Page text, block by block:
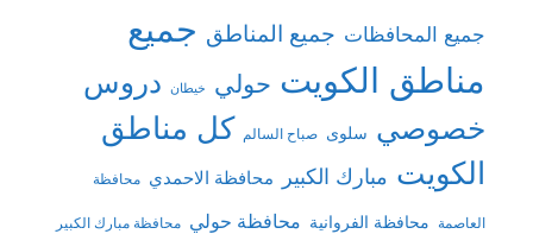
جميع المحافظات جميع المناطق جميع
مناطق الكويت حولي خيطان دروس
خصوصي سلوى صباح السالم كل مناطق
الكويت مبارك الكبير محافظة الاحمدي محافظة
العاصمة محافظة الفروانية محافظة حولي محافظة مبارك الكبير